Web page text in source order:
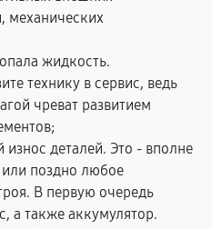
механических
жидкость.
технику в сервис, ведь
чреват развитием
деталей. Это - вполне
или поздно любое
В первую очередь
а также аккумулятор.